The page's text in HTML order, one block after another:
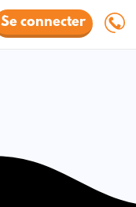
Se connecter